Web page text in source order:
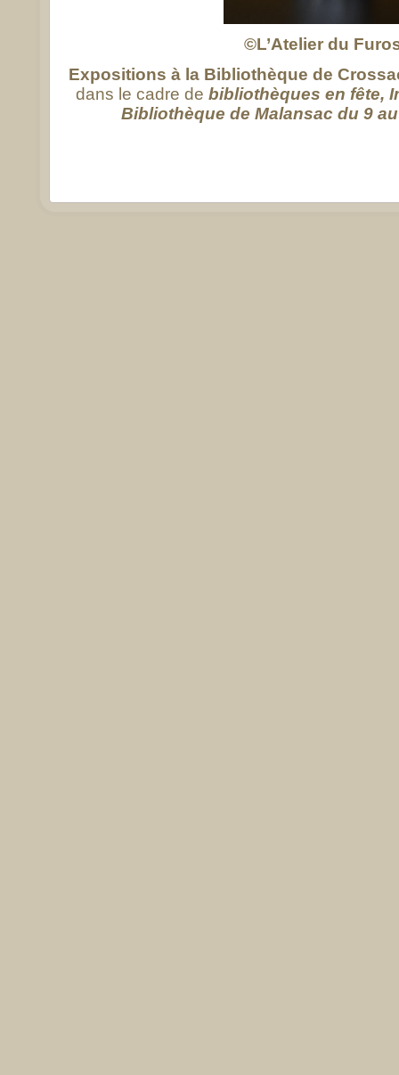
©L’Atelier du
Expositions à la Bibliothèque de
dans le cadre de bibliothèques en fête,
Bibliothèque de Malansac du 9